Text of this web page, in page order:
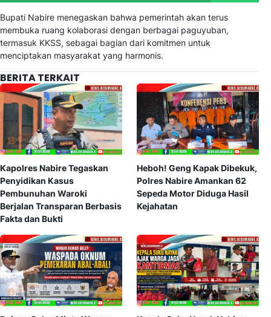
Bupati Nabire menegaskan bahwa pemerintah akan terus
membuka ruang kolaborasi dengan berbagai paguyuban,
termasuk KKSS, sebagai bagian dari komitmen untuk
menciptakan masyarakat yang harmonis.
BERITA TERKAIT
Kapolres Nabire Tegaskan
Penyidikan Kasus
Pembunuhan Waroki
Berjalan Transparan Berbasis
Fakta dan Bukti
Heboh! Geng Kapak Dibekuk,
Polres Nabire Amankan 62
Sepeda Motor Diduga Hasil
Kejahatan